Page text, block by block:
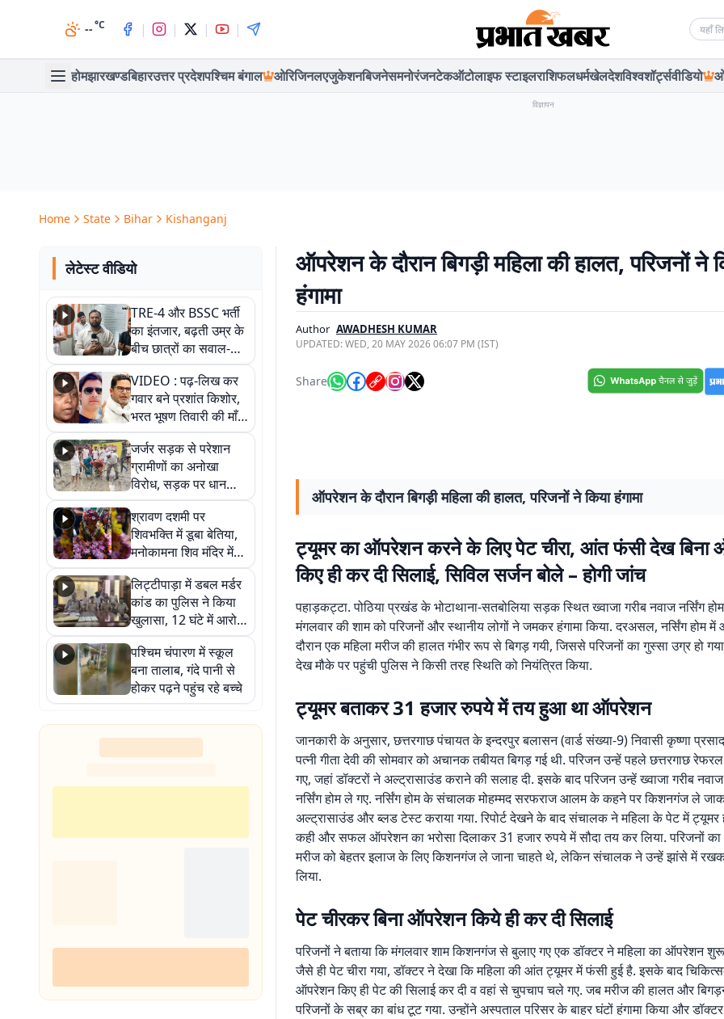
--°C | | | |
होमझारखण्डबिहारउत्तर प्रदेशपश्चिम बंगाल ओरिजिनलएजुकेशनबिजनेसमनोरंजनटेकऑटोलाइफ स्टाइलराशिफलधर्मखेलदेशविश्वशॉर्ट्सवीडियो
विज्ञापन
Home State Bihar Kishanganj
लेटेस्ट वीडियो
TRE-4 और BSSC भर्ती
का इंतजार, बढ़ती उम्र के
बीच छात्रों का सवाल-
आखिर कब आएगी बहाली?
देखें वीडियो
VIDEO : पढ़-लिख कर
गवार बने प्रशांत किशोर,
भरत भूषण तिवारी की माँ ने
कहा नहीं थी उम्मीद, बेटा
था तो किसी को बोलने की
नहीं थी हिम्मत
जर्जर सड़क से परेशान
ग्रामीणों का अनोखा
विरोध, सड़क पर धान
रोपकर और खाद डालकर
जताया आक्रोश
श्रावण दशमी पर
शिवभक्ति में डूबा बेतिया,
मनोकामना शिव मंदिर में
हुआ भव्य श्रृंगार
लिट्टीपाड़ा में डबल मर्डर
कांड का पुलिस ने किया
खुलासा, 12 घंटे में आरोपी
गिरफ्तार
पश्चिम चंपारण में स्कूल
बना तालाब, गंदे पानी से
होकर पढ़ने पहुंच रहे बच्चे
ऑपरेशन के दौरान बिगड़ी महिला की हालत, परिजनों ने
हंगामा
Author AWADHESH KUMAR
UPDATED:WED, 20 MAY 2026 06:07 PM (IST)
Share
ऑपरेशन के दौरान बिगड़ी महिला की हालत, परिजनों ने किया हंगामा
ट्यूमर का ऑपरेशन करने के लिए पेट चीरा, आंत फंसी देख बिना
किए ही कर दी सिलाई, सिविल सर्जन बोले – होगी जांच
पहाड़कट्टा. पोठिया प्रखंड के भोटाथाना-सतबोलिया सड़क स्थित ख्वाजा गरीब नवाज नर्सिंग
मंगलवार की शाम को परिजनों और स्थानीय लोगों ने जमकर हंगामा किया. दरअसल, नर्सिंग होम
दौरान एक महिला मरीज की हालत गंभीर रूप से बिगड़ गयी, जिससे परिजनों का गुस्सा उग्र हो
देख मौके पर पहुंची पुलिस ने किसी तरह स्थिति को नियंत्रित किया.
ट्यूमर बताकर 31 हजार रुपये में तय हुआ था ऑपरेशन
जानकारी के अनुसार, छत्तरगाछ पंचायत के इन्दरपुर बलासन (वार्ड संख्या-9) निवासी कृष्णा प्रसाद
पत्नी गीता देवी की सोमवार को अचानक तबीयत बिगड़ गई थी. परिजन उन्हें पहले छत्तरगाछ
गए, जहां डॉक्टरों ने अल्ट्रासाउंड कराने की सलाह दी. इसके बाद परिजन उन्हें ख्वाजा गरीब
नर्सिंग होम ले गए. नर्सिंग होम के संचालक मोहम्मद सरफराज आलम के कहने पर किशनगंज ले
अल्ट्रासाउंड और ब्लड टेस्ट कराया गया. रिपोर्ट देखने के बाद संचालक ने महिला के पेट में ट्यूमर
कही और सफल ऑपरेशन का भरोसा दिलाकर 31 हजार रुपये में सौदा तय कर लिया. परिजनों
मरीज को बेहतर इलाज के लिए किशनगंज ले जाना चाहते थे, लेकिन संचालक ने उन्हें झांसे में
लिया.
पेट चीरकर बिना ऑपरेशन किये ही कर दी सिलाई
परिजनों ने बताया कि मंगलवार शाम किशनगंज से बुलाए गए एक डॉक्टर ने महिला का ऑपरेशन
जैसे ही पेट चीरा गया, डॉक्टर ने देखा कि महिला की आंत ट्यूमर में फंसी हुई है. इसके बाद
ऑपरेशन किए ही पेट की सिलाई कर दी व वहां से चुपचाप चले गए. जब मरीज की हालत और
परिजनों के सब्र का बांध टूट गया. उन्होंने अस्पताल परिसर के बाहर घंटों हंगामा किया और